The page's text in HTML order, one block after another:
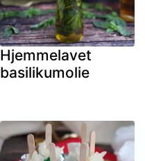
Hjemmelavet
basilikumolie